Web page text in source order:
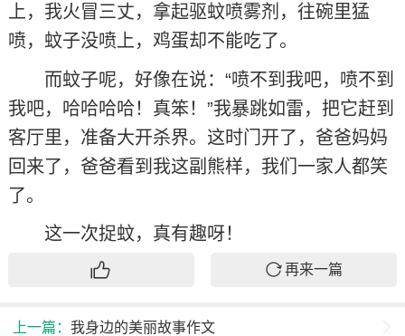
上，我火冒三丈，拿起驱蚊喷雾剂，往碗里猛
喷，蚊子没喷上，鸡蛋却不能吃了。
而蚊子呢，好像在说：“喷不到我吧，喷不到
我吧，哈哈哈哈！真笨！”我暴跳如雷，把它赶到
客厅里，准备大开杀界。这时门开了，爸爸妈妈
回来了，爸爸看到我这副熊样，我们一家人都笑
了。
这一次捉蚊，真有趣呀！
再来一篇
上一篇： 我身边的美丽故事作文